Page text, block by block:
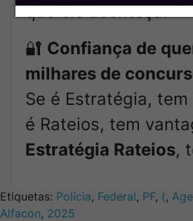
que ele aconteça.
🔐 Confiança de
milhares de
Se é Estratégia,
é Rateios, tem
Estratégia Rateios,
Etiquetas: Polícia, Federal, PF, (,
Alfacon, 2025